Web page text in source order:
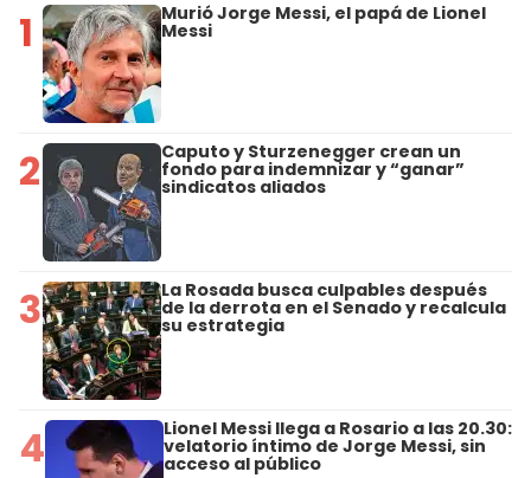
1 Murió Jorge Messi, el papá de Lionel
Messi
2 Caputo y Sturzenegger crean un
fondo para indemnizar y “ganar”
sindicatos aliados
3 La Rosada busca culpables después
de la derrota en el Senado y recalcula
su estrategia
4 Lionel Messi llega a Rosario a las 20.30:
velatorio íntimo de Jorge Messi, sin
acceso al público